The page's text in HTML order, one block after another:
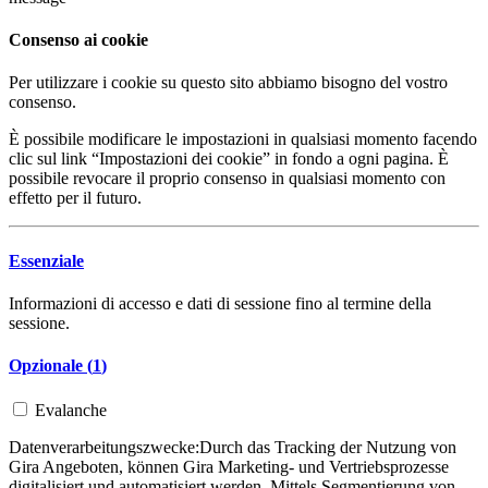
Consenso ai cookie
Per utilizzare i cookie su questo sito abbiamo bisogno del vostro
consenso.
È possibile modificare le impostazioni in qualsiasi momento facendo
clic sul link “Impostazioni dei cookie” in fondo a ogni pagina. È
possibile revocare il proprio consenso in qualsiasi momento con
effetto per il futuro.
Essenziale
Informazioni di accesso e dati di sessione fino al termine della
sessione.
Opzionale (1)
Evalanche
Datenverarbeitungszwecke:Durch das Tracking der Nutzung von
Gira Angeboten, können Gira Marketing- und Vertriebsprozesse